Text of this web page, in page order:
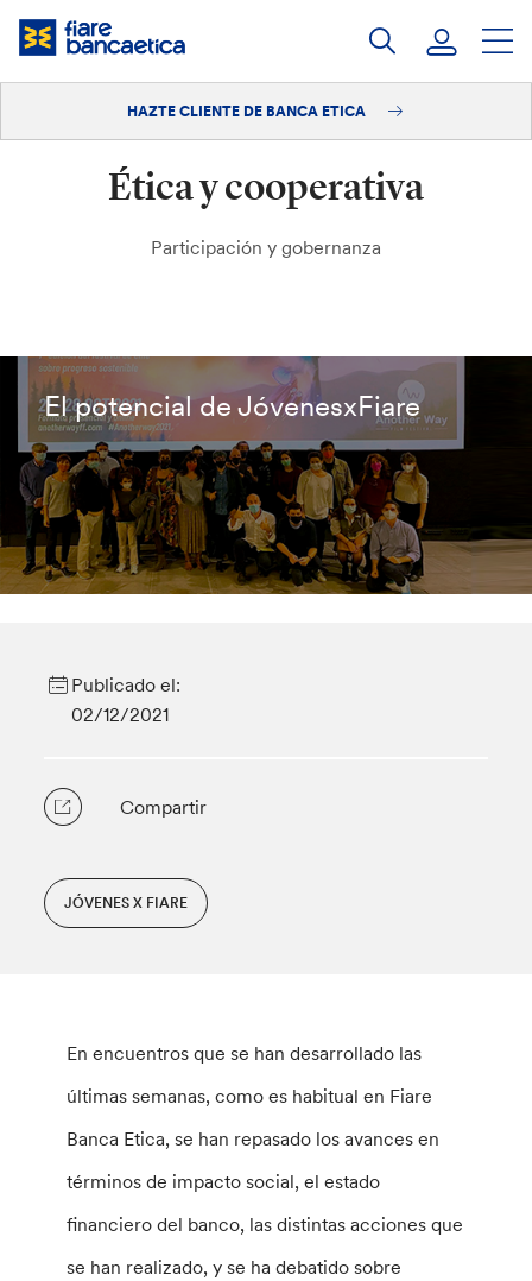
Saltar
Hazte cliente
HAZTE CLIENTE DE BANCA ETICA
Ética y cooperativa
Participación y gobernanza
El potencial de JóvenesxFiare
Publicado el:
02/12/2021
Compartir
JÓVENES X FIARE
En encuentros que se han desarrollado las
últimas semanas, como es habitual en Fiare
Banca Etica, se han repasado los avances en
términos de impacto social, el estado
financiero del banco, las distintas acciones que
se han realizado, y se ha debatido sobre